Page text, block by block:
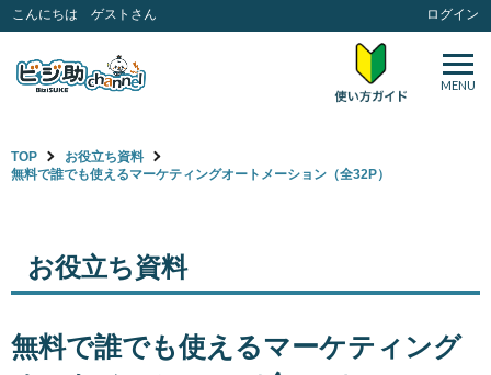
こんにちは ゲストさん ログイン
MENU
TOP
お役立ち資料
無料で誰でも使えるマーケティングオートメーション（全32P）
お役立ち資料
無料で誰でも使えるマーケティング